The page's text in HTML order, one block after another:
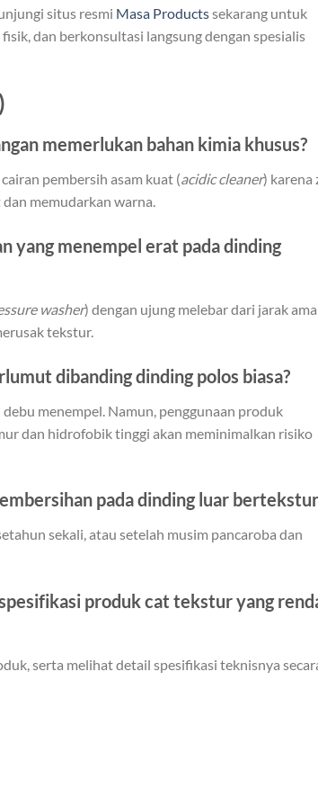
situs resmi Masa Productssekarang untuk
dan berkonsultasi langsung dengan spesialis
memerlukan bahan kimia khusus?
pembersih asam kuat (acidic cleaner) karena
memudarkan warna.
yang menempel erat pada dinding
washer) dengan ujung melebar dari jarak
tekstur.
dibanding dinding polos biasa?
menempel. Namun, penggunaan produk
dan hidrofobik tinggi akan meminimalkan risiko
pada dinding luar
sekali, atau setelah musim pancaroba dan
produk cat tekstur yang
serta melihat detail spesifikasi teknisnya